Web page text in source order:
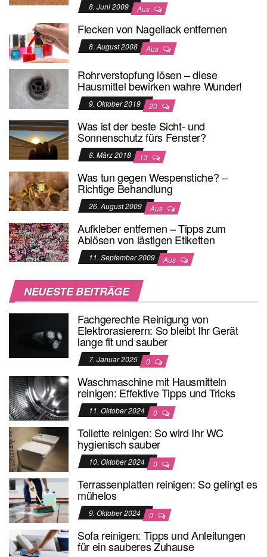
8. Juni 2009 Aus
Flecken von Nagellack entfernen
8. August 2008 Aus
Rohrverstopfung lösen – diese
Hausmittel bewirken wahre Wunder!
9. Oktober 2019 20
Was ist der beste Sicht- und
Sonnenschutz fürs Fenster?
8. März 2018 13
Was tun gegen Wespenstiche? –
Richtige Behandlung
26. August 2009 Aus
Aufkleber entfernen – Tipps zum
Ablösen von lästigen Etiketten
11. September 2009 Aus
NEUESTE BEITRÄGE
Fachgerechte Reinigung von
Elektrorasierern: So bleibt Ihr Gerät
lange fit und sauber
7. Januar 2025 0
Waschmaschine mit Hausmitteln
reinigen: Effektive Tipps und Tricks
11. Oktober 2024 0
Toilette reinigen: So wird Ihr WC
hygienisch sauber
10. Oktober 2024 0
Terrassenplatten reinigen: So gelingt es
mühelos
9. Oktober 2024 0
Sofa reinigen: Tipps und Anleitungen
für ein sauberes Zuhause